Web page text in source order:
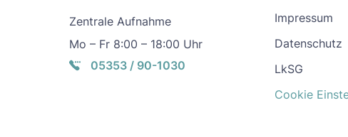
Zentrale Aufnahme
Mo – Fr 8:00 – 18:00 Uhr
05353 / 90-1030
Impressum
Datenschutz
LkSG
Cookie